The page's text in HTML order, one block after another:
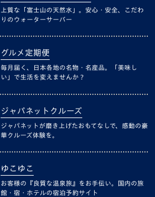
上質な「富士山の天然水」。安心・安全、こだわ
りのウォーターサーバー
グルメ定期便
毎月届く、日本各地の名物・名産品。「美味し
い」で生活を変えませんか？
ジャパネットクルーズ
ジャパネットが磨き上げたおもてなしで、感動の豪
華クルーズ体験を。
ゆこゆこ
お客様の『良質な温泉旅』をお手伝い。国内の旅
館・宿・ホテルの宿泊予約サイト